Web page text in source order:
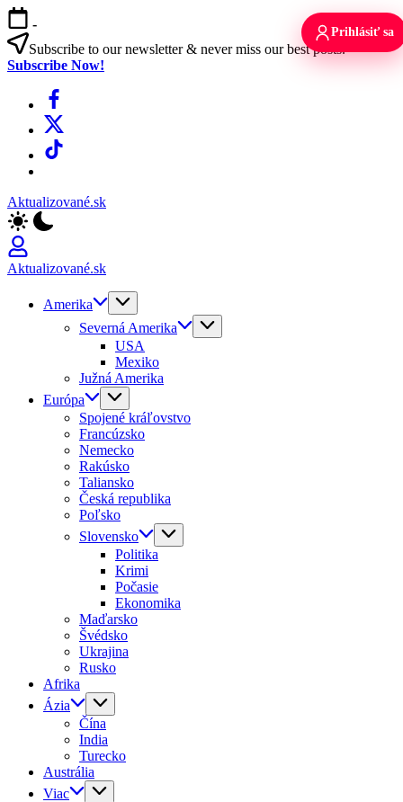
Skip
to
content
-
Subscribe to our newsletter & never miss our best posts.
Subscribe Now!
Facebook
X
TikTok
Aktualizované.sk
Aktualizované.sk
Amerika
Severná Amerika
USA
Mexiko
Južná Amerika
Európa
Spojené kráľovstvo
Francúzsko
Nemecko
Rakúsko
Taliansko
Česká republika
Poľsko
Slovensko
Politika
Krimi
Počasie
Ekonomika
Maďarsko
Švédsko
Ukrajina
Rusko
Afrika
Ázia
Čína
India
Turecko
Austrália
Viac
Prihlásiť sa